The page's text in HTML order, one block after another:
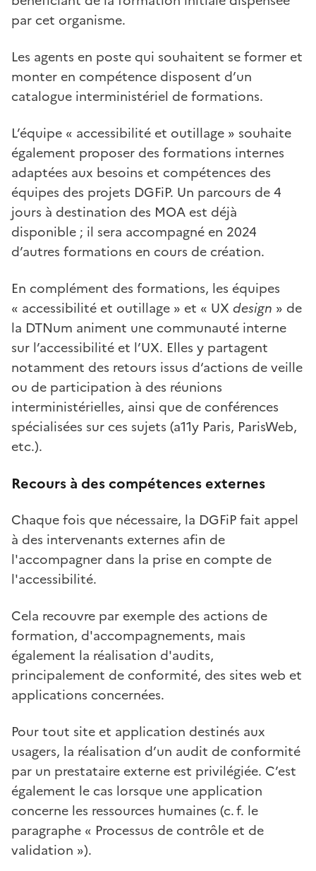
par cet organisme.
Les agents en poste qui souhaitent se former et
monter en compétence disposent d’un
catalogue interministériel de formations.
L’équipe « accessibilité et outillage » souhaite
également proposer des formations internes
adaptées aux besoins et compétences des
équipes des projets DGFiP. Un parcours de 4
jours à destination des MOA est déjà
disponible ; il sera accompagné en 2024
d’autres formations en cours de création.
En complément des formations, les équipes
« accessibilité et outillage » et « UX design » de
la DTNum animent une communauté interne
sur l’accessibilité et l’UX. Elles y partagent
notamment des retours issus d‘actions de veille
ou de participation à des réunions
interministérielles, ainsi que de conférences
spécialisées sur ces sujets (a11y Paris, ParisWeb,
etc.).
Recours à des compétences externes
Chaque fois que nécessaire, la DGFiP fait appel
à des intervenants externes afin de
l'accompagner dans la prise en compte de
l'accessibilité.
Cela recouvre par exemple des actions de
formation, d'accompagnements, mais
également la réalisation d'audits,
principalement de conformité, des sites web et
applications concernées.
Pour tout site et application destinés aux
usagers, la réalisation d’un audit de conformité
par un prestataire externe est privilégiée. C’est
également le cas lorsque une application
concerne les ressources humaines (c. f. le
paragraphe « Processus de contrôle et de
validation »).